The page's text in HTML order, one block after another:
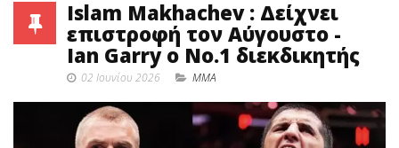
Islam Makhachev : Δείχνει
επιστροφή τον Αύγουστο -
Ian Garry ο Νο.1 διεκδικητής
02 Ιουνίου 2026 MMA